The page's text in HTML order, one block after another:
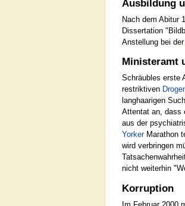
Ausbildung
Nach dem Abitur
Dissertation
Anstellung bei der
Ministeramt
Schräubles erste
restriktiven
langhaarigen
Attentat an, dass
aus der
YorkerMarathon
wird verbringen
nicht weiterhin
Korruption